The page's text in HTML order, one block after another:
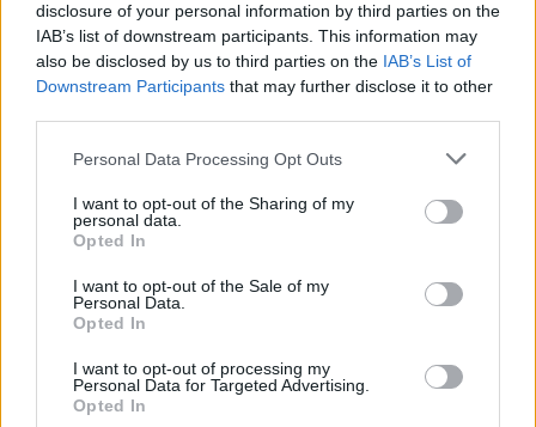
disclosure of your personal information by third parties on the
IAB’s list of downstream participants. This information may
also be disclosed by us to third parties on the IAB’s List of
Downstream Participants that may further disclose it to other
Please note that this website/app uses one or more Google
not limited to your visit or usage behaviour. You may click to
grant or deny consent to Google and its third-party tags to
use your data for below specified purposes in below Google
consent section.
Personal Data Processing Opt Outs
I want to opt-out of the Sharing of my
personal data.
Opted In
I want to opt-out of the Sale of my
Personal Data.
Opted In
I want to opt-out of processing my
Personal Data for Targeted Advertising.
Opted In
Share:
Ακολουθήστε το Νewsit.gr στοGoogle Newsκαι
τελευταία νέατης ημέρας
Πιο δημοφιλή
Κωνσταντίνος Αργυρός και Αλεξάνδρα
με τα δύο παιδιά τους
Η Άννα Βίσση ξετρελάθηκε με μπάντα που